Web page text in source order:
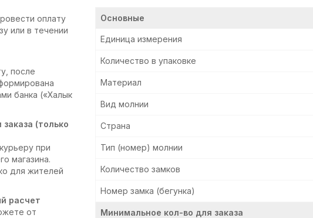
оплату
или в течении
после
банка («Халык
(только
при
магазина.
для жителей
расчет
от
Основные
Единица измерения
Количество в упаковке
Материал
Вид молнии
Страна
Тип (номер) молнии
Количество замков
Номер замка (бегунка)
Минимальное кол-во для заказа